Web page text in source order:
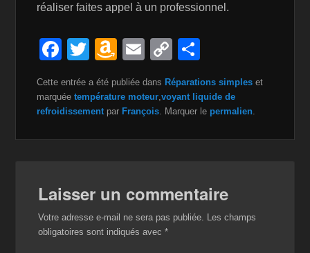
réaliser faites appel à un professionnel.
F
c
e
b
k
T
tt
er
A
a
z
o
is
h
E
ail
C
o
p
y
Li
ta
g
er
Cette entrée a été publiée dans Réparations simples et
marquéetempérature moteur ,voyant liquide de
refroidissement par François . Marquer le permalien
Laisser un commentaire
Votre adresse e-mail ne sera pas publiée. Les champs
obligatoires sont indiqués avec*